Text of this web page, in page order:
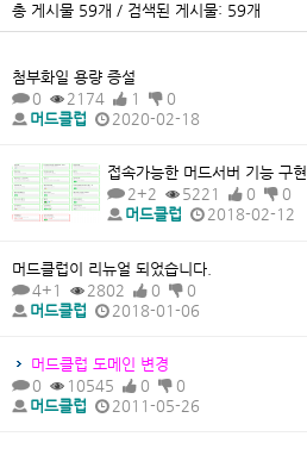
총 게시물 59개 / 검색된 게시물: 59개
첨부화일 용량 증설
0
2174 1
0
머드클럽
2020-02-18
접속가능한 머드서버 기능 구현
2+2
5221 0
0
머드클럽
2018-02-12
머드클럽이 리뉴얼 되었습니다.
4+1
2802 0
0
머드클럽
2018-01-06
머드클럽 도메인 변경
0
10545 0
0
머드클럽
2011-05-26